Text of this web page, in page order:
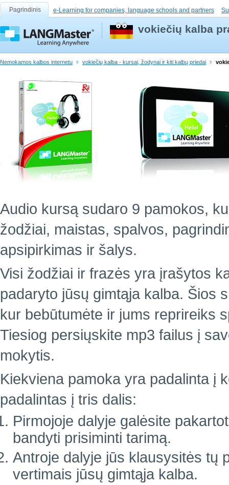
Pagrindinis e-Learning for companies, language schools and partners
vokiečių kalba
Nemokamos kalbos internetu vokiečių kalba - kursai, žodynai ir kiti kalbų priedai
Audio kursą sudaro 9 pamokos,
žodžiai, maistas, spalvos,
apsipirkimas ir šalys.
Visi žodžiai ir frazės yra įrašytos
padaryto jūsų gimtąja kalba. Šios
kur bebūtumėte ir jums reprireiks
Tiesiog persiųskite mp3 failus į
mokytis.
Kiekviena pamoka yra padalinta į
padalintas į tris dalis:
Pirmojoje dalyje galėsite
bandyti prisiminti tarimą.
Antroje dalyje jūs klausysitės tų
vertimais jūsų gimtąja kalba.